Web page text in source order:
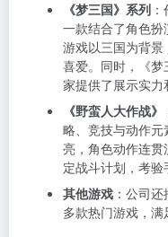
《梦三国》系列
一款结合了角色
游戏以三国为背
喜爱。同时，《
家提供了展示实力
《野蛮人大作战》
略、竞技与动作
亮，角色动作连
定战斗计划，考验
其他游戏 ：公司
多款热门游戏，满